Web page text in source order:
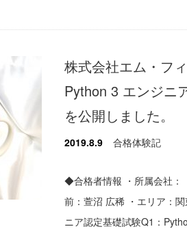
株式会社エム・フ
Python 3 エンジニ
を公開しました。
2019.8.9 合格体験記
◆合格者情報 ・所属会社
前：萱沼 広稀 ・エリア：
ニア認定基礎試験Q1：